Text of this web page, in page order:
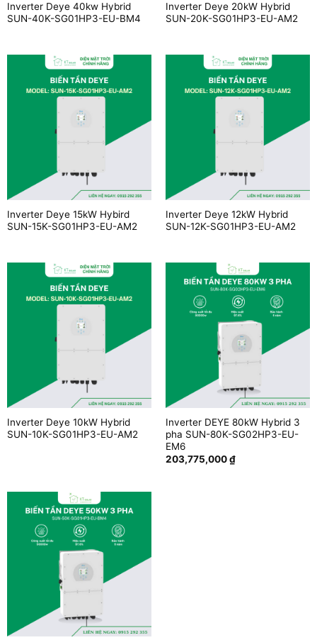
Inverter Deye 40kw Hybrid
SUN-40K-SG01HP3-EU-BM4
Inverter Deye 20kW Hybrid
SUN-20K-SG01HP3-EU-AM2
Inverter Deye 15kW Hybird
SUN-15K-SG01HP3-EU-AM2
Inverter Deye 12kW Hybrid
SUN-12K-SG01HP3-EU-AM2
Inverter Deye 10kW Hybrid
SUN-10K-SG01HP3-EU-AM2
Inverter DEYE 80kW Hybrid 3
pha SUN-80K-SG02HP3-EU-
EM6
203,775,000₫